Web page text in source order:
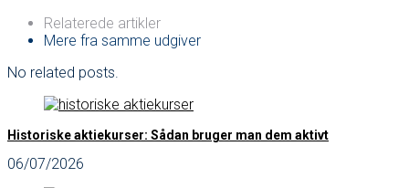
Relaterede artikler
Mere fra samme udgiver
No related posts.
Historiske aktiekurser: Sådan bruger man dem aktivt
06/07/2026